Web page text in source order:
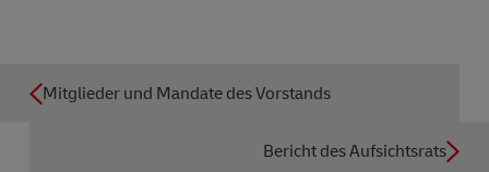
Mitglieder und Mandate des Vorstands
Bericht des Aufsichtsrats